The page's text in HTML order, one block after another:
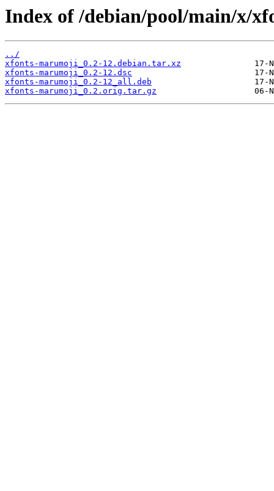
Index of /debian/pool/main/x/
../
xfonts-marumoji_0.2-12.debian.tar.xz
xfonts-marumoji_0.2-12.dsc
xfonts-marumoji_0.2-12_all.deb
xfonts-marumoji_0.2.orig.tar.gz